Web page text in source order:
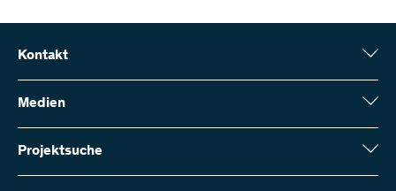
Kontakt
Schweizerischer Nationalfonds (SNF)
Wildhainweg 3
Kontakt aufnehmen
Rechnung senden
Medien
Medienauskünfte
Jahresbericht
Projektsuche
Hier finden Sie umfangreiche Informationen zu den vom SNF